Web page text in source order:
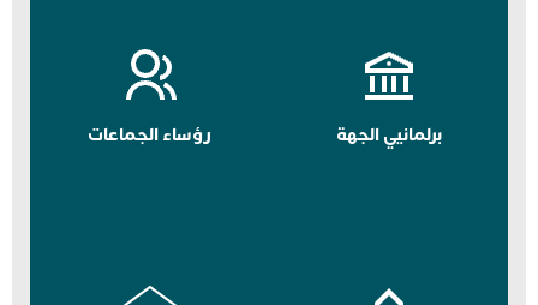
برلمانيي الجهة رؤساء الجماعات